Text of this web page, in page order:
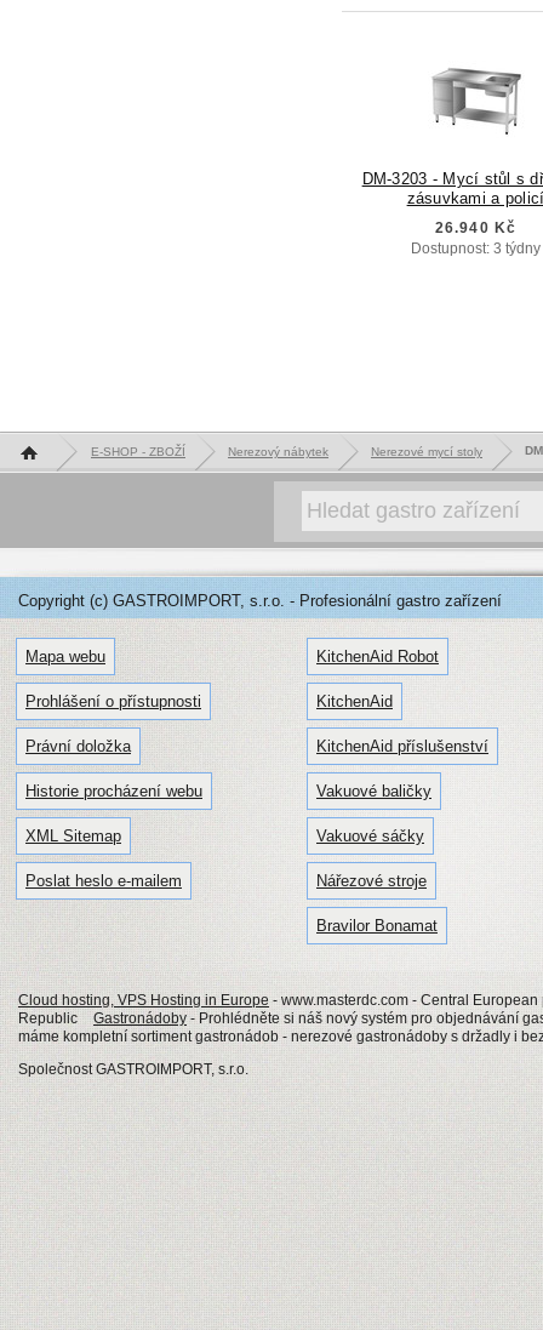
DM-3203 - Mycí stůl s
zásuvkami a
26.940 Kč
Dostupnost: 3 týdny
Hlavní stránka E-SHOP - ZBOŽÍ Nerezový nábytek Nerezové mycí stoly
Copyright (c) GASTROIMPORT, s.r.o. - Profesionální gastro zařízení
Mapa webu
Prohlášení o přístupnosti
Právní doložka
Historie procházení webu
XML Sitemap
Poslat heslo e-mailem
KitchenAid Robot
KitchenAid
KitchenAid příslušenství
Vakuové baličky
Vakuové sáčky
Nářezové stroje
Bravilor Bonamat
Cloud hosting, VPS Hosting in Europe - www.masterdc.com - Central
Republic
Gastronádoby - Prohlédněte si náš nový systém pro objednávání
máme kompletní sortiment gastronádob - nerezové gastronádoby s držadly i
Společnost GASTROIMPORT, s.r.o.